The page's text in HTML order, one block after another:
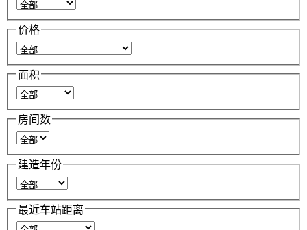
价格
面积
房间数
建造年份
最近车站距离